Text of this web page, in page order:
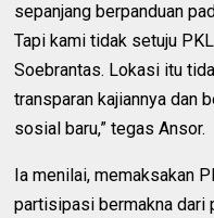
sepanjang berpanduan
Tapi kami tidak setuju
Soebrantas. Lokasi itu
transparan kajiannya dan
sosial baru,” tegas Ansor.
Ia menilai, memaksakan
partisipasi bermakna dari